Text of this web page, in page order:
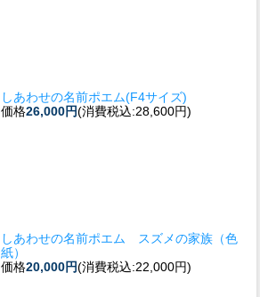
しあわせの名前ポエム(F4サイズ)
価格26,000円(消費税込:28,600円)
しあわせの名前ポエム スズメの家族（色
紙）
価格20,000円(消費税込:22,000円)